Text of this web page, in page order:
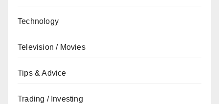
Technology
Television / Movies
Tips & Advice
Trading / Investing